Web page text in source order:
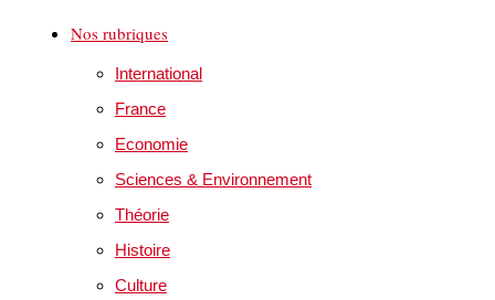
Nos rubriques
International
France
Economie
Sciences & Environnement
Théorie
Histoire
Culture